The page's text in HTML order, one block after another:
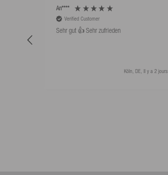
An****
Verified Customer
Sehr gut 👍 Sehr zufrieden
Köln, DE, Il y a 2 jours